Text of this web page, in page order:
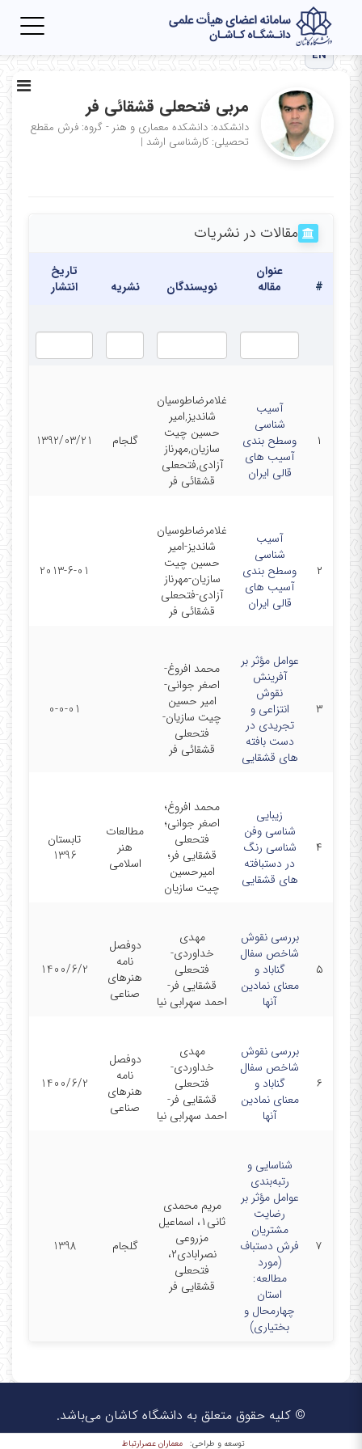
EN
مربی فتحعلی قشقائی فر
دانشکده: دانشکده معماری و هنر - گروه: فرش مقطع
تحصیلی: کارشناسی ارشد |
مقالات در نشریات
#
عنوان
مقاله
نویسندگان نشریه
تاریخ
انتشار
۱
آسیب
شناسی
وسطح بندی
آسیب های
قالی ایران
غلامرضاطوسیان
شاندیز,امیر
حسین چیت
سازیان,مهرناز
آزادی,فتحعلی
قشقائی فر
گلجام 1392/03/21
۲
آسیب
شناسی
وسطح بندی
آسیب های
قالی ایران
غلامرضاطوسیان
شاندیز-امیر
حسین چیت
سازیان-مهرناز
آزادی-فتحعلی
قشقائی فر
2013-6-01
۳
عوامل مؤثر بر
آفرینش
نقوش
انتزاعی و
تجریدی در
دست بافته
های قشقایی
محمد افروغ-
اصغر جوانی-
امیر حسین
چیت سازیان-
فتحعلی
قشقائی فر
0-0-01
۴
زیبایی
شناسی وفن
شناسی رنگ
در دستبافته
های قشقایی
محمد افروغ؛
اصغر جوانی؛
فتحعلی
قشقایی فر؛
امیرحسین
چیت سازیان
مطالعات
هنر
اسلامی
تابستان
1396
۵
بررسی نقوش
شاخص سفال
گناباد و
معنای نمادین
آنها
مهدی
خداوردی-
فتحعلی
قشقایی فر-
احمد سهرابی نیا
دوفصل
نامه
هنرهای
صناعی
1400/6/2
۶
بررسی نقوش
شاخص سفال
گناباد و
معنای نمادین
آنها
مهدی
خداوردی-
فتحعلی
قشقایی فر-
احمد سهرابی نیا
دوفصل
نامه
هنرهای
صناعی
1400/6/2
۷
شناسایی و
رتبه‌بندی
عوامل مؤثر بر
رضایت
مشتریان
فرش دستباف
(مورد
مطالعه:
استان
چهارمحال و
بختیاری)
مریم محمدی
ثانی۱، اسماعیل
مزروعی
نصرابادی۲،
فتحعلی
قشقایی فر
گلجام 1398
© کلیه حقوق متعلق به دانشگاه کاشان می‌باشد.
توسعه و طراحی: معماران عصر‌ارتباط